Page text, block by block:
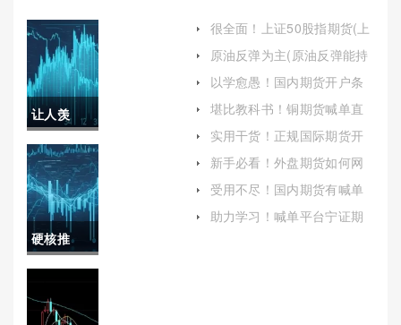
让人羡
慕！恒指
期货开户
喊单(全面
解析与策
硬核推
荐！东兴
国际期货
很全面！上证50股指期货(上
证50股指期货交易时间)
原油反弹为主(原油反弹能持
续多久)
以学愈愚！国内期货开户条
件（帮助投资者更好地了解
并准备相关事宜）
堪比教科书！铜期货喊单直
播：实时洞察与专业指导
实用干货！正规国际期货开
户：全面解析与指南
新手必看！外盘期货如何网
上开户(可以在更广泛的市场
中获取更多投资机会)
受用不尽！国内期货有喊单
的吗(投资者可以通过关注这
些建议来进行交易)
助力学习！喊单平台宁证期